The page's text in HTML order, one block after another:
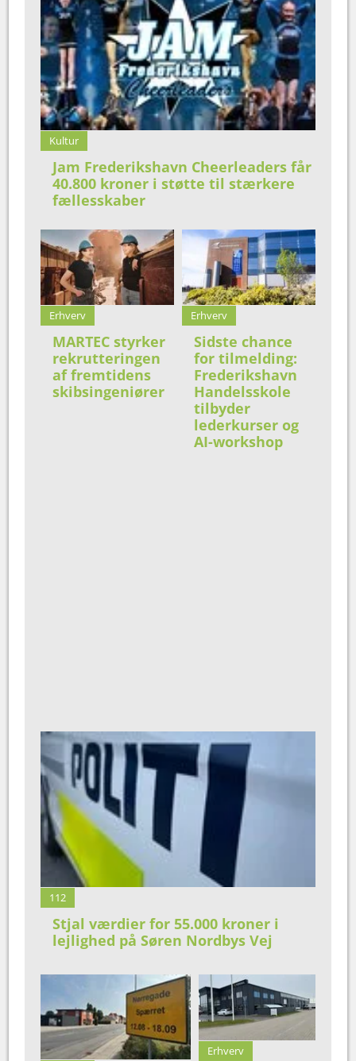
Kultur
Jam Frederikshavn Cheerleaders får
40.800 kroner i støtte til stærkere
fællesskaber
Erhverv
MARTEC styrker
rekrutteringen
af fremtidens
skibsingeniører
Erhverv
Sidste chance
for tilmelding:
Frederikshavn
Handelsskole
tilbyder
lederkurser og
AI-workshop
112
Stjal værdier for 55.000 kroner i
lejlighed på Søren Nordbys Vej
Erhverv